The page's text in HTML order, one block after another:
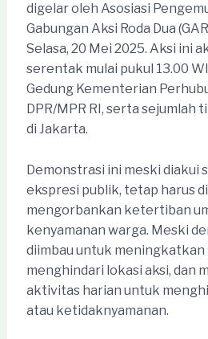
digelar oleh Asosiasi
Gabungan Aksi Roda Dua
Selasa, 20 Mei 2025. Aksi ini
serentak mulai pukul 13.00
Gedung Kementerian
DPR/MPR RI, serta sejumlah
di Jakarta.
Demonstrasi ini meski diakui
ekspresi publik, tetap harus
mengorbankan ketertiban
kenyamanan warga. Meski
diimbau untuk meningkatkan
menghindari lokasi aksi, dan
aktivitas harian untuk
atau ketidaknyamanan.